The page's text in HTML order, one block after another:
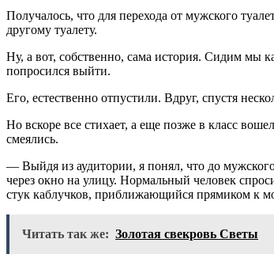
Получалось, что для перехода от мужского
другому туалету.
Ну, а вот, собственно, сама история. Сидим мы
попросился выйти.
Его, естественно отпустили. Вдруг, спустя
Но вскоре все стихает, а еще позже в класс
смеялись.
— Выйдя из аудитории, я понял, что до
через окно на улицу. Нормальный человек
стук каблучков, приближающийся прямиком к
Читать так же: Золотая свекровь Светы